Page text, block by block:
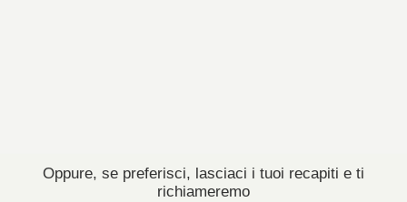
Oppure, se preferisci, lasciaci i tuoi recapiti e ti
richiameremo